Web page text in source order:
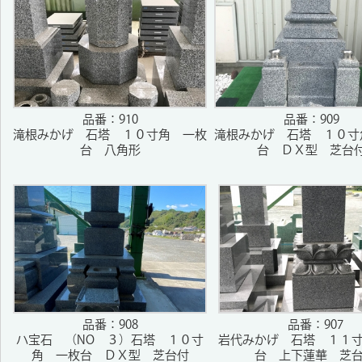
品番：910
滝根みかげ 石塔 １０寸角 一枚
台 八角形
品番：909
滝根みかげ 石塔 １０
台 ＤＸ型 芝台
品番：908
ハ宝石 （NO ３）石塔 １０寸
角 一枚台 ＤＸ型 芝台付
品番：907
岩代みかげ 石塔 １１
台 上下蓮華 芝